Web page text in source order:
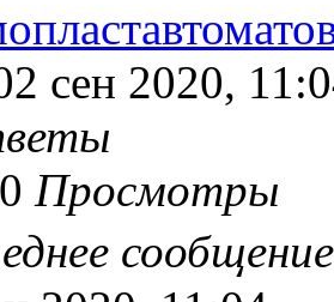
сен 2020,
Просмотры